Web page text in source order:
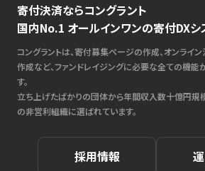
寄付決済ならコングラント
国内No.1 オールインワンの寄付DXシ
コングラントは、寄付募集ページの作成、オンライ
作成など、ファンドレイジングに必要な全ての機能
す。
立ち上げたばかりの団体から年間収入数十億円規
の非営利組織に選ばれています。
採用情報